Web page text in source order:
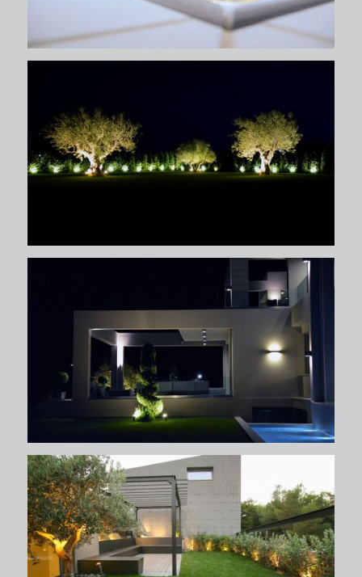
περιβάλλων χώρος